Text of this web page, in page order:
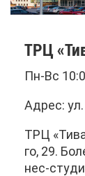
ТРЦ
Пн-Вс
Ад­рес:
ТРЦ
го, 29.
нес-